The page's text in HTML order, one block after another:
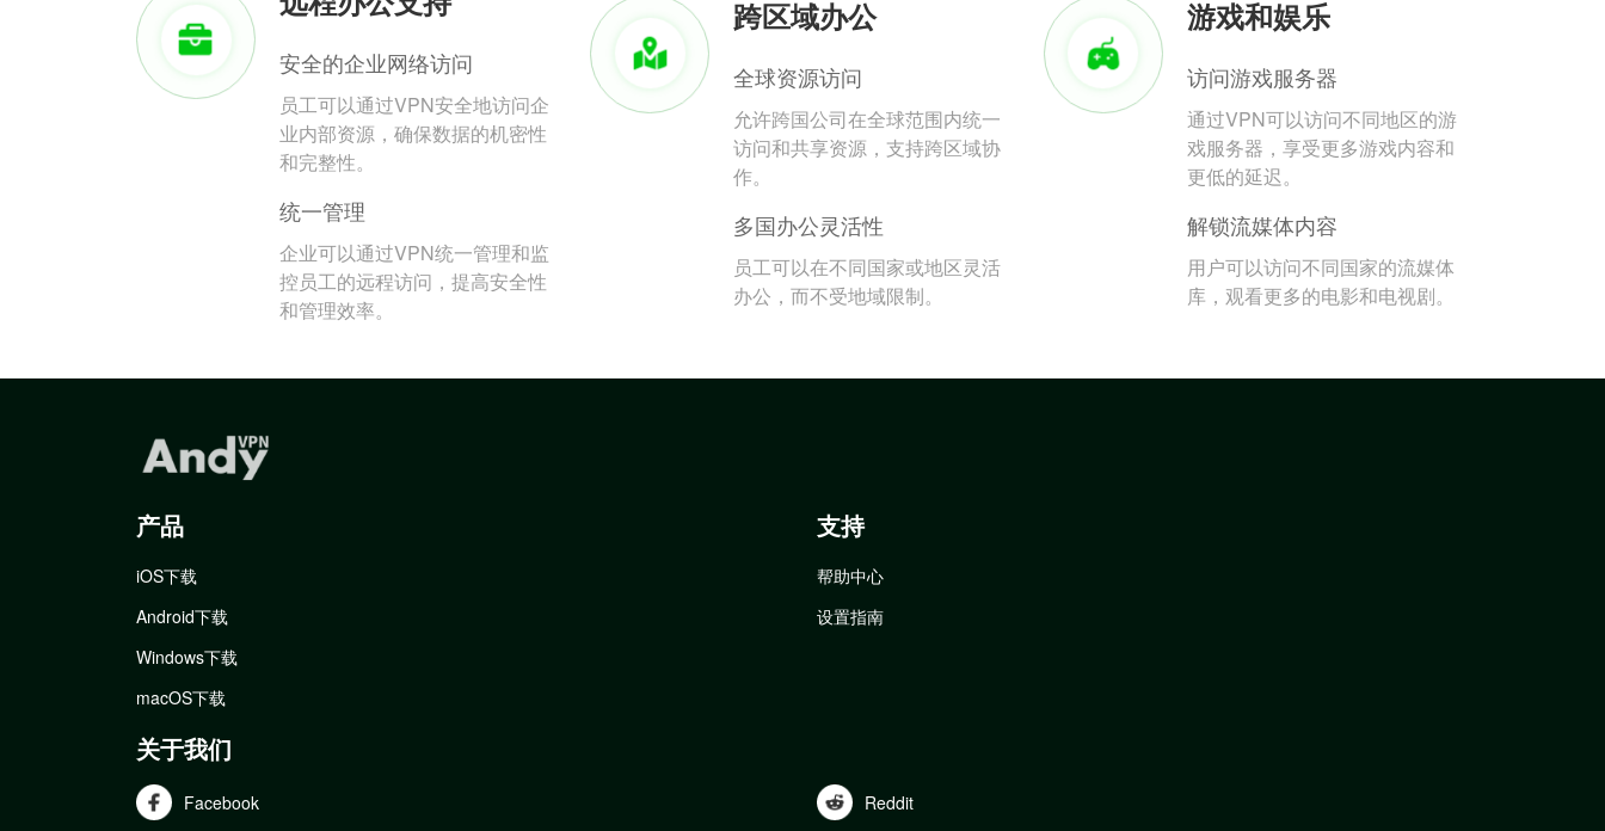
安全的企业网络访问
员工可以通过VPN安全地访问企
业内部资源，确保数据的机密性
和完整性。
统一管理
企业可以通过VPN统一管理和监
控员工的远程访问，提高安全性
和管理效率。
跨区域办公
全球资源访问
允许跨国公司在全球范围内统一
访问和共享资源，支持跨区域协
作。
多国办公灵活性
员工可以在不同国家或地区灵活
办公，而不受地域限制。
游戏和娱乐
访问游戏服务器
通过VPN可以访问不同地区的游
戏服务器，享受更多游戏内容和
更低的延迟。
解锁流媒体内容
用户可以访问不同国家的流媒体
库，观看更多的电影和电视剧。
产品
iOS下载
Android下载
Windows下载
macOS下载
支持
帮助中心
设置指南
关于我们
Facebook Reddit